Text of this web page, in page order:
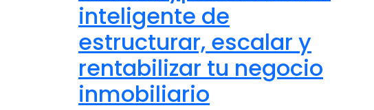
inteligente de
estructurar, escalar y
rentabilizar tu negocio
inmobiliario